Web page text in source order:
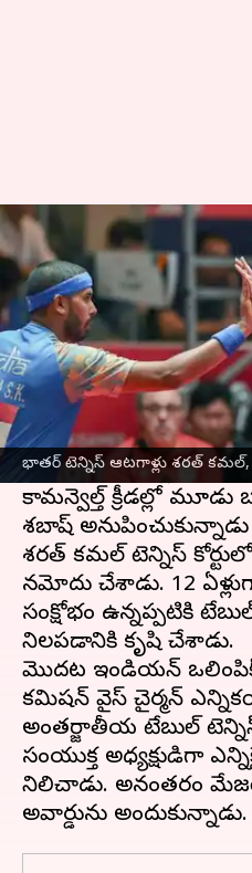
భాతర్ టెన్నిస్ ఆటగాళ్లు శరత్
2022లో టేబుల్
అరుదైన గుర్తింపు
వ్రాసిన వారు Jayachandra Akuri Dec 26,
ఈ వార్తాకథనం ఏంటి
భారత్ అగ్రశేణి టేబుల్
మణికా బత్రా టేబుల్
చూపారు. 16 ఏళ్ల
కామన్వెల్త్ క్రీడల్లో
శబాష్
శరత్ కమల్ టెన్నిస్ కోర్టులో
నమోదు చేశాడు. 12
సంక్షోభం ఉన్నప్పటికి
నిలపడానికి కృషి చేశాడు.
మొదట ఇండియన్
కమిషన్ వైస్ చైర్మన్
అంతర్జాతీయ టేబుల్
సంయుక్త అధ్యక్షుడిగా
నిలిచాడు. అనంతరం